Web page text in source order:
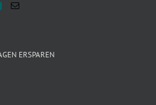
ERSPAREN